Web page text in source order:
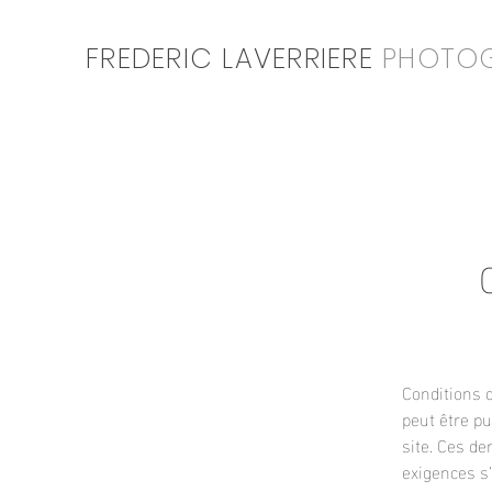
FREDERIC LAVERRIERE
Conditions
peut être
site. Ces
exigences